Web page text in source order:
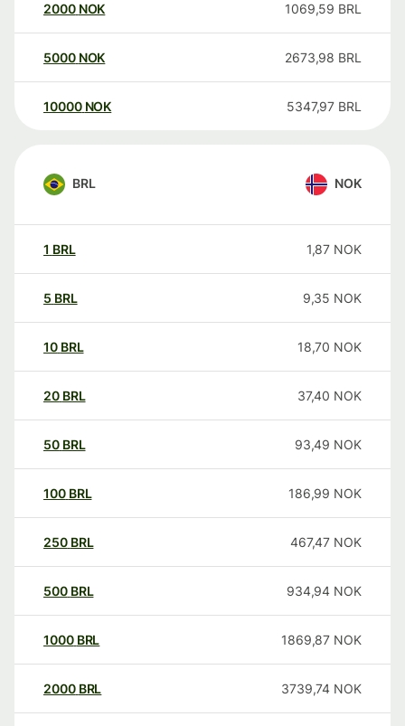
2000 NOK 1069,59 BRL
5000 NOK 2673,98 BRL
10000 NOK 5347,97 BRL
BRL NOK
1 BRL 1,87 NOK
5 BRL 9,35 NOK
10 BRL 18,70 NOK
20 BRL 37,40 NOK
50 BRL 93,49 NOK
100 BRL 186,99 NOK
250 BRL 467,47 NOK
500 BRL 934,94 NOK
1000 BRL 1869,87 NOK
2000 BRL 3739,74 NOK